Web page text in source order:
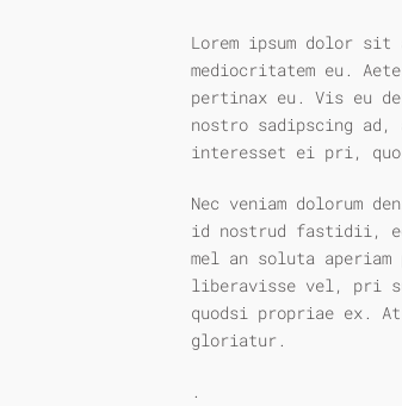
Lorem ipsum dolor sit
mediocritatem eu.
pertinax eu. Vis eu
nostro sadipscing ad,
interesset ei pri, quo
Nec veniam dolorum
id nostrud fastidii,
mel an soluta
liberavisse vel, pri
quodsi propriae ex.
gloriatur.
.